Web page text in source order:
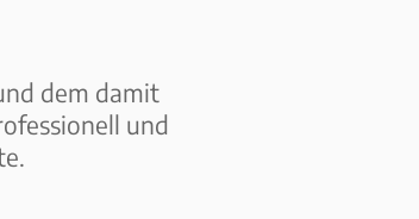
dem damit
und